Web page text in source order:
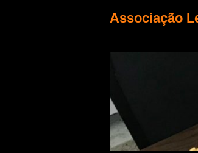
Associação